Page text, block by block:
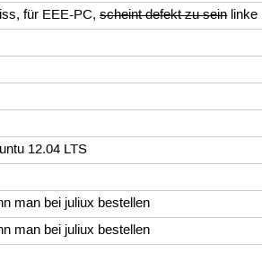
für EEE-PC,scheint defekt zu seinlinke
12.04 LTS
man bei juliux bestellen
man bei juliux bestellen